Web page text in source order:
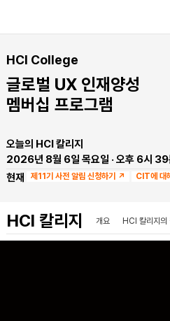
HCI College
글로벌 UX 인재양성
​멤버십 프로그램
오늘의 HCI 칼리지
2026년 8월 6일 목요일 · 오후 6시
현재
제11기 사전 알림 신청하기 ↗ CIT에 대
HCI 칼리지 개요 HCI 칼리지의